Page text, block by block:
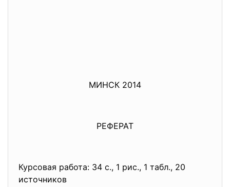
МИНСК 2014
РЕФЕРАТ
Курсовая работа: 34 с., 1 рис., 1 табл., 20
источников